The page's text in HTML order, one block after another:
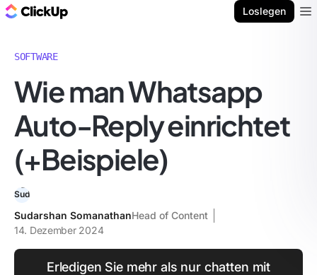
Loslegen
SOFTWARE
Wie man Whatsapp
Auto-Reply einrichtet
(+Beispiele)
Sudarshan SomanathanHead of Content
14. Dezember 2024
Erledigen Sie mehr als nur chatten mit